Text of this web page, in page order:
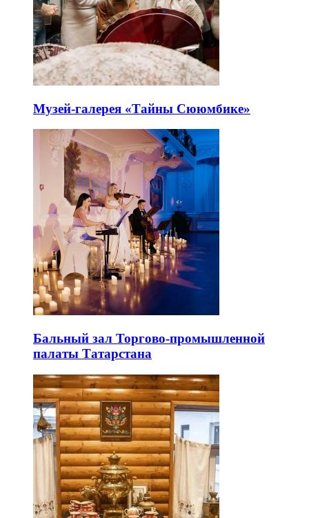
Музей-галерея «Тайны Сююмбике»
Бальный зал Торгово-промышленной
палаты Татарстана